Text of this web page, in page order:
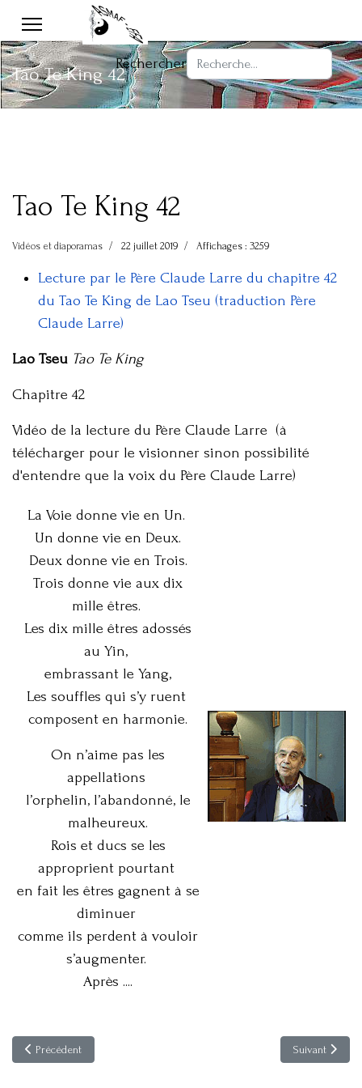
Rechercher
Tao Te King 42
Tao Te King 42
Vidéos et diaporamas 22 juillet 2019 Affichages : 3259
Lecture par le Père Claude Larre du chapitre 42
du Tao Te King de Lao Tseu (traduction Père
Claude Larre)
Lao Tseu Tao Te King
Chapitre 42
Vidéo de la lecture du Père Claude Larre (à
télécharger pour le visionner sinon possibilité
d'entendre que la voix du Père Claude Larre)
La Voie donne vie en Un.
Un donne vie en Deux.
Deux donne vie en Trois.
Trois donne vie aux dix
mille êtres.
Les dix mille êtres adossés
au Yin,
embrassant le Yang,
Les souffles qui s’y ruent
composent en harmonie.
On n’aime pas les
appellations
l’orphelin, l’abandonné, le
malheureux.
Rois et ducs se les
approprient pourtant
en fait les êtres gagnent à se
diminuer
comme ils perdent à vouloir
s’augmenter.
Après ....
Article précédent : La Cité Interdite des Fils du Ciel à Pékin
Précédent Article suivant
Suivant